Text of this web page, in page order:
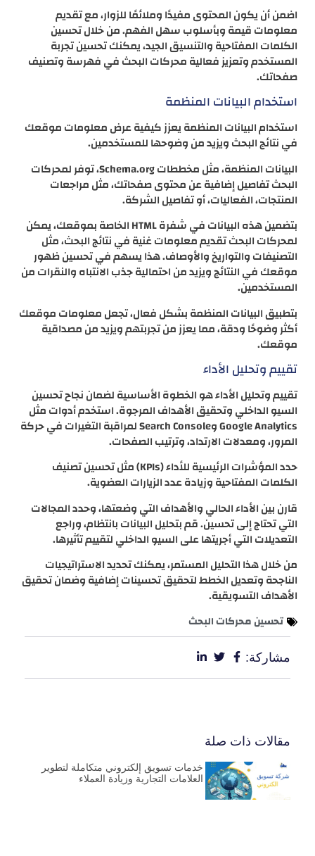
اضمن أن يكون المحتوى مفيدًا وملائمًا للزوار، مع تقديم
معلومات قيمة وبأسلوب سهل الفهم. من خلال تحسين
الكلمات المفتاحية والتنسيق الجيد، يمكنك تحسين تجربة
المستخدم وتعزيز فعالية محركات البحث في فهرسة وتصنيف
صفحاتك.
استخدام البيانات المنظمة
استخدام البيانات المنظمة يعزز كيفية عرض معلومات موقعك
في نتائج البحث ويزيد من وضوحها للمستخدمين.
البيانات المنظمة، مثل مخططات Schema.org، توفر لمحركات
البحث تفاصيل إضافية عن محتوى صفحاتك، مثل مراجعات
المنتجات، الفعاليات، أو تفاصيل الشركة.
بتضمين هذه البيانات في شفرة HTML الخاصة بموقعك، يمكن
لمحركات البحث تقديم معلومات غنية في نتائج البحث، مثل
التصنيفات والتواريخ والأوصاف. هذا يسهم في تحسين ظهور
موقعك في النتائج ويزيد من احتمالية جذب الانتباه والنقرات من
المستخدمين.
بتطبيق البيانات المنظمة بشكل فعال، تجعل معلومات موقعك
أكثر وضوحًا ودقة، مما يعزز من تجربتهم ويزيد من مصداقية
موقعك.
تقييم وتحليل الأداء
تقييم وتحليل الأداء هو الخطوة الأساسية لضمان نجاح تحسين
السيو الداخلي وتحقيق الأهداف المرجوة. استخدم أدوات مثل
Google Analytics وSearch Console لمراقبة التغيرات في حركة
المرور، ومعدلات الارتداد، وترتيب الصفحات.
حدد المؤشرات الرئيسية للأداء (KPIs) مثل تحسين تصنيف
الكلمات المفتاحية وزيادة عدد الزيارات العضوية.
قارن بين الأداء الحالي والأهداف التي وضعتها، وحدد المجالات
التي تحتاج إلى تحسين. قم بتحليل البيانات بانتظام، وراجع
التعديلات التي أجريتها على السيو الداخلي لتقييم تأثيرها.
من خلال هذا التحليل المستمر، يمكنك تحديد الاستراتيجيات
الناجحة وتعديل الخطط لتحقيق تحسينات إضافية وضمان تحقيق
الأهداف التسويقية.
تحسين محركات البحث
مشاركة:
مقالات ذات صلة
خدمات تسويق إلكتروني متكاملة لتطوير
العلامات التجارية وزيادة العملاء